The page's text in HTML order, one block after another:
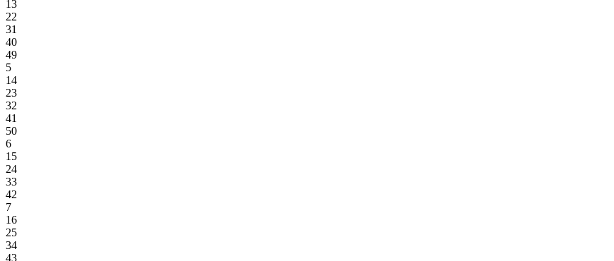
13
22
31
40
49
5
14
23
32
41
50
6
15
24
33
42
7
16
25
34
43